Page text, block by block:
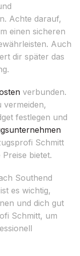
Achte darauf,
einen sicheren
Auch
dir später das
verbunden.
vermeiden,
festlegen und
Schmitt
bietet.
Southend
es wichtig,
und dich gut
Schmitt, um